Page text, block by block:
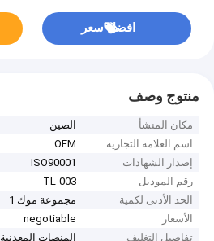
افضل سعر
منتوج وصف
مكان المنشأ
الصين
اسم العلامة التجارية
OEM
إصدار الشهادات
ISO90001
رقم الموديل
TL-003
الحد الأدنى لكمية
مجموعة موك 1
الأسعار
negotiable
تفاصيل التغليف
المنصات المعدنية